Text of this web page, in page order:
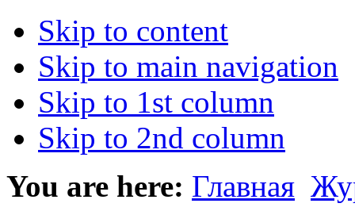
Skip to content
Skip to main navigation
Skip to 1st column
Skip to 2nd column
You are here: Главная